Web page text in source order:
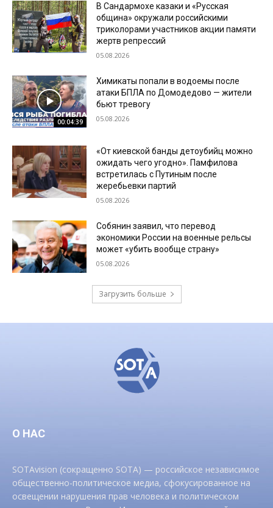
В Сандармохе казаки и «Русская
община» окружали российскими
триколорами участников акции памяти
жертв репрессий
05.08.2026
00:04:39
Химикаты попали в водоемы после
атаки БПЛА по Домодедово — жители
бьют тревогу
05.08.2026
«От киевской банды детоубийц можно
ожидать чего угодно». Памфилова
встретилась с Путиным после
жеребьевки партий
05.08.2026
Собянин заявил, что перевод
экономики России на военные рельсы
может «убить вообще страну»
05.08.2026
Загрузить больше
О НАС
SOTAvision (сокращенно SOTA) — российское независимое
общественно-политическое медиа, сфокусированное на
освещении нарушения прав человека и политическом